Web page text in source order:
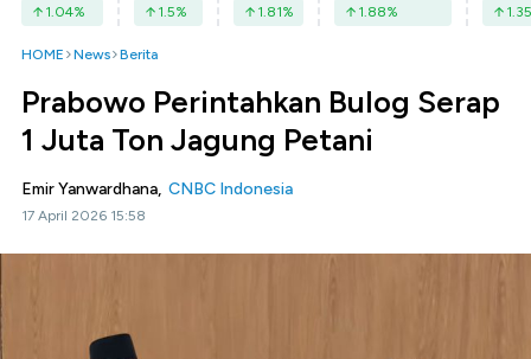
1.04% 1.5% 1.81% 1.88% 1.35
HOME News Berita
Prabowo Perintahkan Bulog Serap
1 Juta Ton Jagung Petani
Emir Yanwardhana, CNBC Indonesia
17 April 2026 15:58